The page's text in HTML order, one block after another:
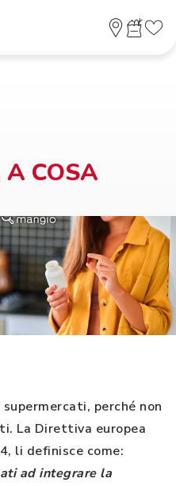
A COSA
perché non
La Direttiva europea
li definisce come:
ad integrare la